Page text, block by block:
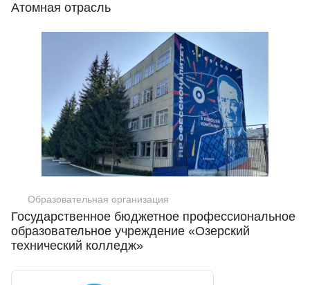
Атомная отрасль
Образовательная организация
Государственное бюджетное профессиональное
образовательное учреждение «Озерский
технический колледж»